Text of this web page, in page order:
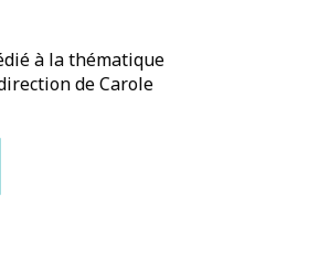
à la thématique
de Carole